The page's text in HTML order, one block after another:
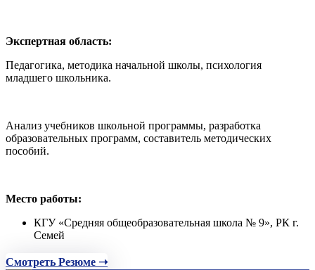
Экспертная область:
Педагогика, методика начальной школы, психология
младшего школьника.
Анализ учебников школьной программы, разработка
образовательных программ, составитель методических
пособий.
Место работы:
КГУ «Средняя общеобразовательная школа № 9», РК г.
Семей
Смотреть Резюме ➝